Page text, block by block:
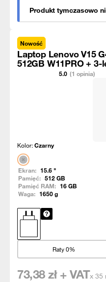
Produkt tymczasowo
Nowość
Laptop Lenovo V15
512GB W11PRO +
5.0 (1 opinia)
Kolor:Czarny
Ekran: 15.6 "
Pamięć: 512GB
Pamięć RAM: 16GB
Waga: 1650g
Raty 0%
73,38 zł + VATx 35